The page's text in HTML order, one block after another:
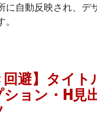
に自動反映され、デ
回避】タイト
ション・H見